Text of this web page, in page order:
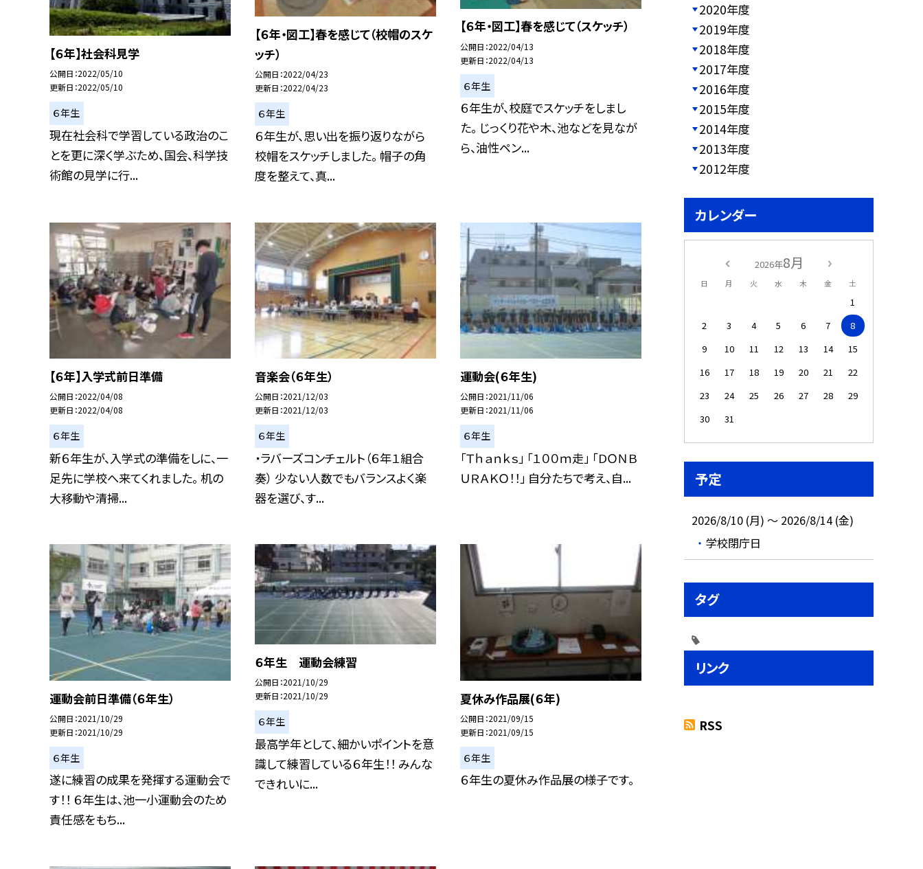
【６年】社会科見学
公開日 2022/05/10
更新日 2022/05/10
６年生
現在社会科で学習している政治のこ
とを更に深く学ぶため、国会、科学技
術館の見学に行...
【６年・図工】春を感じて（校帽のスケ
ッチ）
公開日 2022/04/23
更新日 2022/04/23
６年生
６年生が、思い出を振り返りながら
校帽をスケッチしました。 帽子の角
度を整えて、真...
【６年・図工】春を感じて（スケッチ）
公開日 2022/04/13
更新日 2022/04/13
６年生
６年生が、校庭でスケッチをしまし
た。 じっくり花や木、池などを見なが
ら、油性ペン...
【６年】入学式前日準備
公開日 2022/04/08
更新日 2022/04/08
６年生
新６年生が、入学式の準備をしに、一
足先に学校へ来てくれました。 机の
大移動や清掃...
音楽会（６年生）
公開日 2021/12/03
更新日 2021/12/03
６年生
・ラバーズコンチェルト（６年１組合
奏） 少ない人数でもバランスよく楽
器を選び、す...
運動会(６年生)
公開日 2021/11/06
更新日 2021/11/06
６年生
「Ｔｈａｎｋｓ」 「１００ｍ走」 「ＤＯＮＢ
ＵＲＡＫＯ！！」 自分たちで考え、自...
運動会前日準備（６年生）
公開日 2021/10/29
更新日 2021/10/29
６年生
遂に練習の成果を発揮する運動会で
す！！ ６年生は、池一小運動会のため
責任感をもち...
６年生 運動会練習
公開日 2021/10/29
更新日 2021/10/29
６年生
最高学年として、細かいポイントを意
識して練習している６年生！！ みんな
できれいに...
夏休み作品展(６年)
公開日 2021/09/15
更新日 2021/09/15
６年生
６年生の夏休み作品展の様子です。
2020年度
2019年度
2018年度
2017年度
2016年度
2015年度
2014年度
2013年度
2012年度
カレンダー
2026年8月
日 月 火 水 木 金 土
1
2
3 4 5 6 7
8
9
10 11 12 13 14
15
16
17 18 19 20 21
22
23
24 25 26 27 28
29
30
31
予定
2026/8/10 (月) ～ 2026/8/14 (金)
学校閉庁日
タグ
リンク
RSS